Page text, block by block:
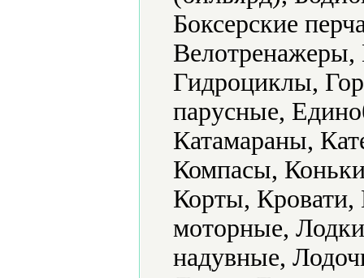
Боксерские
Гидроциклы,
парусные,
Катамараны,
Компасы,
Корты,
моторные,
надувные,